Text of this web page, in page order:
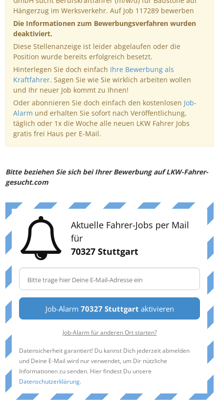
Hängerzug im Werksverkehr. Auf Job 117289 bewerben
Die Informationen zum Bewerbungsverfahren wurden
deaktiviert.
Diese Stellenanzeige ist leider abgelaufen oder die
Position wurde bereits erfolgreich besetzt.
Hinterlegen Sie doch einfach Ihre Bewerbung als
Kraftfahrer. Sagen Sie wie Sie wirklich arbeiten wollen
und Ihr neuer Job kommt zu Ihnen!
Oder abonnieren Sie doch einfach den kostenlosen Job-
Alarm und erhalten Sie sofort nach Veröffentlichung,
täglich oder 1x die Woche alle neuen LKW Fahrer Jobs
gratis frei Haus per E-Mail.
Bitte beziehen Sie sich bei Ihrer Bewerbung auf LKW-Fahrer-
gesucht.com
Aktuelle Fahrer-Jobs per Mail
für
70327 Stuttgart
Job-Alarm 70327 Stuttgart aktivieren
Job-Alarm für anderen Ort starten?
Datensicherheit garantiert! Du kannst Dich jederzeit abmelden
und Deine E-Mail wird nur verwendet, um Dir nützliche
Informationen zu senden. Hier findest Du unsere
Datenschutzerklärung.